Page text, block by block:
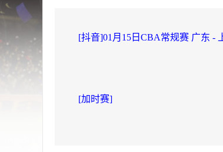
[抖音]01月15日CBA常规赛 广东 -
[加时赛]